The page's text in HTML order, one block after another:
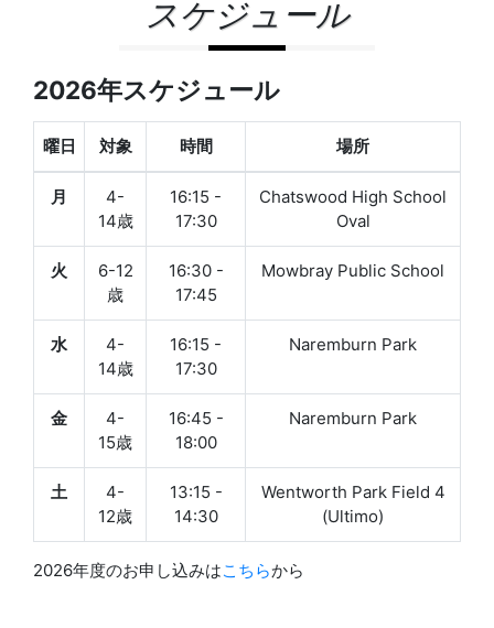
スケジュール
2026年スケジュール
曜日 対象 時間 場所
月
4-
14歳
16:15 -
17:30
Chatswood High School
Oval
火
6-12
歳
16:30 -
17:45
Mowbray Public School
水
4-
14歳
16:15 -
17:30
Naremburn Park
金
4-
15歳
16:45 -
18:00
Naremburn Park
土
4-
12歳
13:15 -
14:30
Wentworth Park Field 4
(Ultimo)
2026年度のお申し込みはこちらから